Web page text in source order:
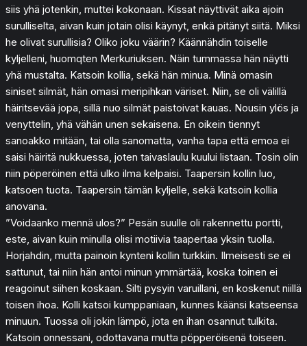
siis yhä jotenkin, muttei kokonaan. Kissat näyttivät aika ajoin
surulliselta, aivan kuin jotain olisi käynyt, enkä pitänyt siitä. Miksi
he olivat surullisia? Oliko joku väärin? Käännähdin toiselle
kyljelleni, huomqten Merkuriuksen. Näin tummassa hän näytti
yhä mustalta. Katsoin kollia, sekä hän minua. Minä omasin
siniset silmät, hän omasi meripihkan väriset. Niin, se oli välillä
häiritsevää jopa, sillä nuo silmät paistoivat kauas. Nousin ylös ja
venyttelin, yhä vähän unen sekaisena. En oikein tiennyt
sanoakko mitään, tai olla sanomatta, vanha tapa että emoa ei
saisi häiritä nukkuessa, joten taivaslaulu kuului listaan. Tosin olin
niin pöperöinen että ulko ilma kelpaisi. Taapersin kollin luo,
katsoen tuota. Taapersin tämän kyljelle, sekä katsoin kollia
anovana.
”Voidaanko mennä ulos?” Pesän suulle oli rakennettu portti,
este, aivan kuin minulla olisi motiivia taapertaa yksin tuolla.
Horjahdin, mutta painoin kynteni kollin turkkiin. Ilmeisesti se ei
sattunut, tai niin hän antoi minun ymmärtää, koska toinen ei
reagoinut siihen koskaan. Silti pysyin varuillani, en koskenut niillä
toisen ihoa. Kolli katsoi kumppaniaan, kunnes käänsi katseensa
minuun. Tuossa oli jokin lämpö, jota en ihan osannut tulkita.
Katsoin onnessani, odottavana mutta pöpperöisenä toiseen.